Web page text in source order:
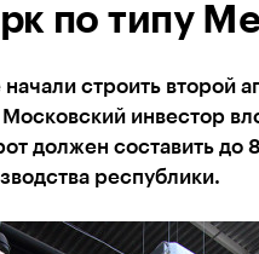
по типу
начали строить второй
инвестор
должен составить до
республики.